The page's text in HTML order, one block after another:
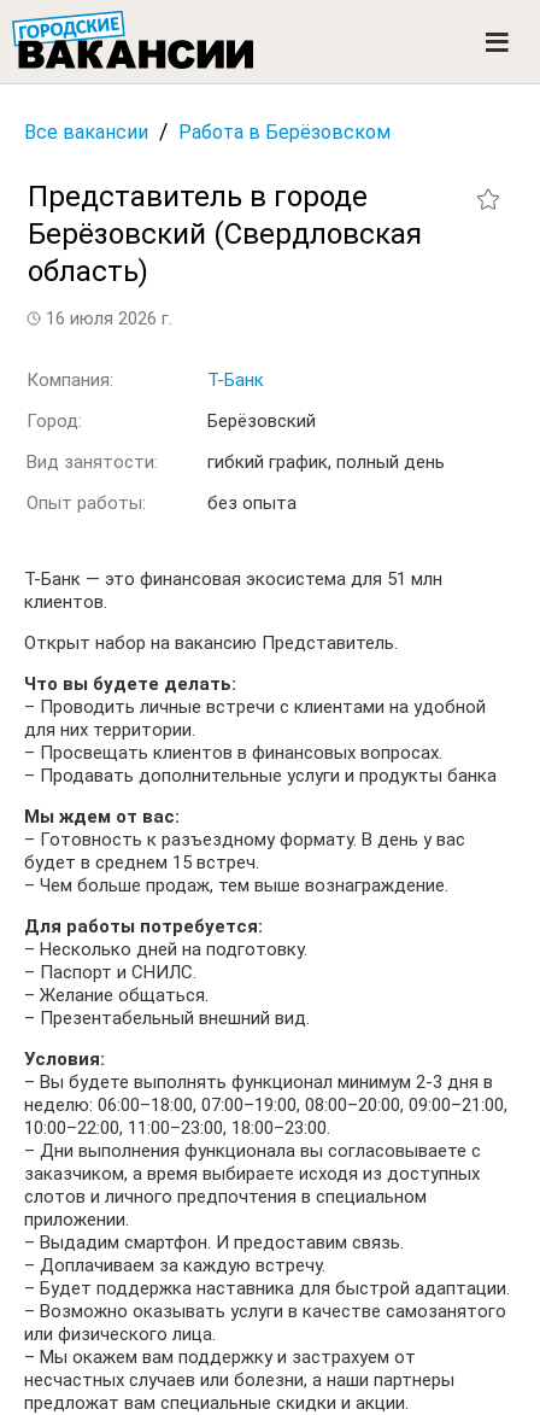
n
Все вакансии / Работа в Берёзовском
Представитель в городе
Берёзовский (Свердловская
область)
16 июля 2026 г.
Компания:
Т-Банк
Город:
Берёзовский
Вид занятости:
гибкий график, полный день
Опыт работы:
без опыта
Т-Банк — это финансовая экосистема для 51 млн
клиентов.
Открыт набор на вакансию Представитель.
Что вы будете делать:
– Проводить личные встречи с клиентами на удобной
для них территории.
– Просвещать клиентов в финансовых вопросах.
– Продавать дополнительные услуги и продукты банка
Мы ждем от вас:
– Готовность к разъездному формату. В день у вас
будет в среднем 15 встреч.
– Чем больше продаж, тем выше вознаграждение.
Для работы потребуется:
– Несколько дней на подготовку.
– Паспорт и СНИЛС.
– Желание общаться.
– Презентабельный внешний вид.
Условия:
– Вы будете выполнять функционал минимум 2‑3 дня в
неделю: 06:00–18:00, 07:00–19:00, 08:00–20:00, 09:00–21:00,
10:00–22:00, 11:00–23:00, 18:00–23:00.
– Дни выполнения функционала вы согласовываете с
заказчиком, а время выбираете исходя из доступных
слотов и личного предпочтения в специальном
приложении.
– Выдадим смартфон. И предоставим связь.
– Доплачиваем за каждую встречу.
– Будет поддержка наставника для быстрой адаптации.
– Возможно оказывать услуги в качестве самозанятого
или физического лица.
– Мы окажем вам поддержку и застрахуем от
несчастных случаев или болезни, а наши партнеры
предложат вам специальные скидки и акции.